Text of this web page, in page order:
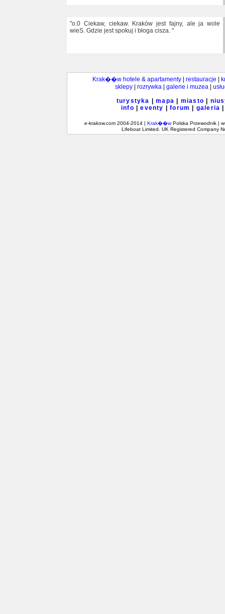
"o.0 Ciekaw, ciekaw. Kraków jest fajny, ale ja wole
wieS. Gdzie jest spokuj i błoga cisza. "
Krak��w hotele & apartamenty restauracje
sklepy
rozrywka galerie i muzea
turystyka
|mapa miasto
info |eventy |forum galeria
e-krakow.com 2004-2014 | Krak��wPolska Przewodnik |
Lifeboat Limited. UK Registered Company